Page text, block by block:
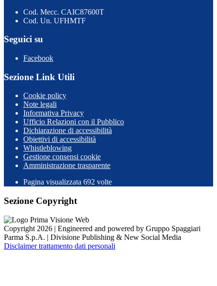
Cod. Mecc. CAIC87600T
Cod. Un. UFHMTF
Seguici su
Facebook
Sezione Link Utili
Cookie policy
Note legali
Informativa Privacy
Ufficio Relazioni con il Pubblico
Dichiarazione di accessibilità
Obiettivi di accessibilità
Whistleblowing
Gestione consensi cookie
Amministrazione trasparente
Pagina visualizzata 692 volte
Sezione Copyright
Copyright 2026 | Engineered and powered by Gruppo Spaggiari
Parma S.p.A. | Divisione Publishing & New Social Media
Disclaimer trattamento dati personali